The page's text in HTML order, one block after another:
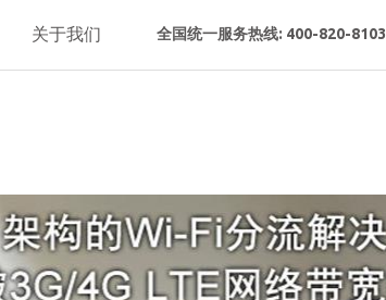
全国统一服务热线: 400-820-8103
关于我们